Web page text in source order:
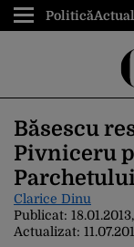
Politică
Băsescu
Pivniceru
Clarice Dinu
Publicat:
Actualizat: